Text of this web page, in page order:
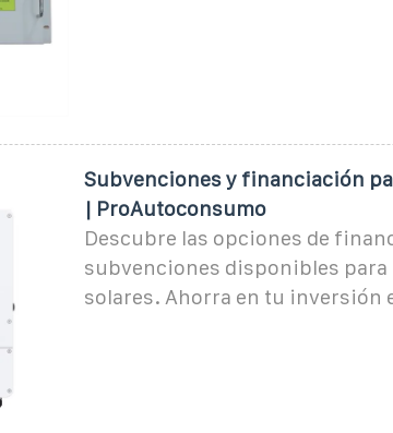
Subvenciones y financiación
| ProAutoconsumo
Descubre las opciones de
subvenciones disponibles para
solares. Ahorra en tu inversión